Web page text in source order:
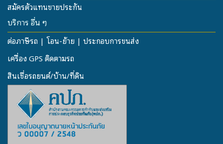
สมัครตัวแทนขายประกัน
บริการ อื่น ๆ
ต่อภาษีรถ | โอน-ย้าย | ประกอบการขนส่ง
เครื่อง GPS ติดตามรถ
สินเชื่อรถยนต์/บ้าน/ที่ดิน